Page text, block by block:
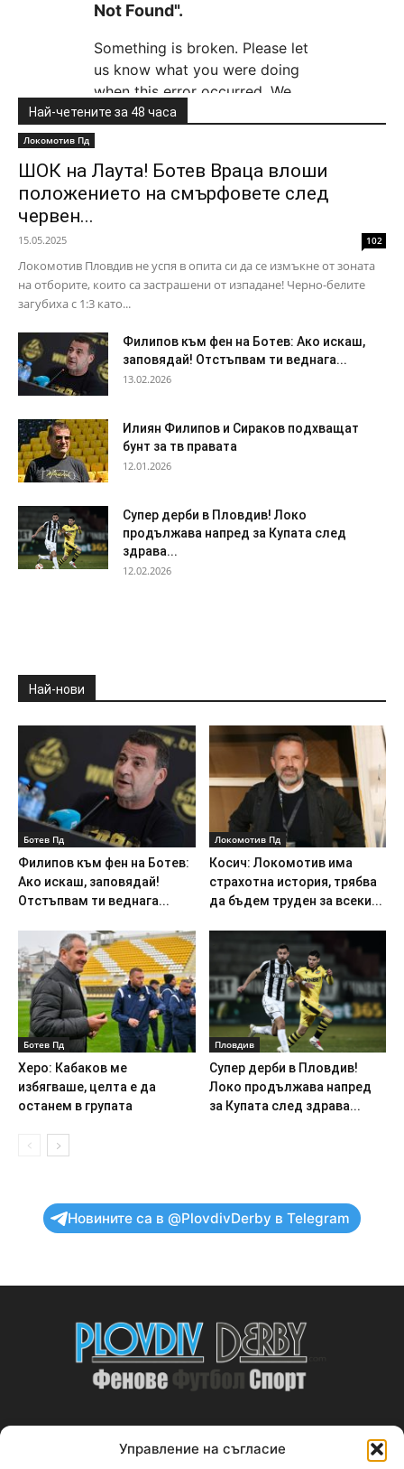
Управление на съгласие
Най-четените за 48 часа
Локомотив Пд
ШОК на Лаута! Ботев Враца влоши
положението на смърфовете след
червен...
15.05.2025 102
Локомотив Пловдив не успя в опита си да се измъкне от зоната
на отборите, които са застрашени от изпадане! Черно-белите
загубиха с 1:3 като...
Филипов към фен на Ботев: Ако искаш,
заповядай! Отстъпвам ти веднага...
13.02.2026
Илиян Филипов и Сираков подхващат
бунт за тв правата
12.01.2026
Супер дерби в Пловдив! Локо
продължава напред за Купата след
здрава...
12.02.2026
Най-нови
Ботев Пд
Филипов към фен на Ботев:
Ако искаш, заповядай!
Отстъпвам ти веднага...
Локомотив Пд
Косич: Локомотив има
страхотна история, трябва
да бъдем труден за всеки...
Ботев Пд
Херо: Кабаков ме
избягваше, целта е да
останем в групата
Пловдив
Супер дерби в Пловдив!
Локо продължава напред
за Купата след здрава...
Новините са в @PlovdivDerby в Telegram
ABOUT US